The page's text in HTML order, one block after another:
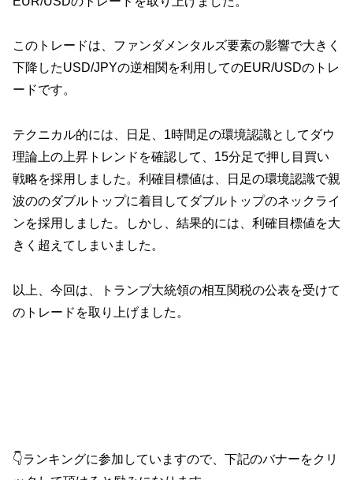
このトレードは、ファンダメンタルズ要素の影響で大きく
下降したUSD/JPYの逆相関を利用してのEUR/USDのトレ
ードです。
テクニカル的には、日足、1時間足の環境認識としてダウ
理論上の上昇トレンドを確認して、15分足で押し目買い
戦略を採用しました。利確目標値は、日足の環境認識で親
波ののダブルトップに着目してダブルトップのネックライ
ンを採用しました。しかし、結果的には、利確目標値を大
きく超えてしまいました。
以上、今回は、トランプ大統領の相互関税の公表を受けて
のトレードを取り上げました。
👇ランキングに参加していますので、下記のバナーをクリ